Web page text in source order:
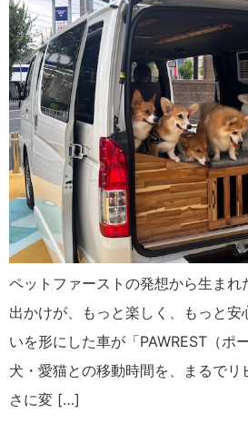
ペットファーストの発想から生まれ
出かけが、もっと楽しく、もっと
いを形にした車が「PAWREST（ポ
犬・愛猫との移動時間を、まるでリ
さに変 […]